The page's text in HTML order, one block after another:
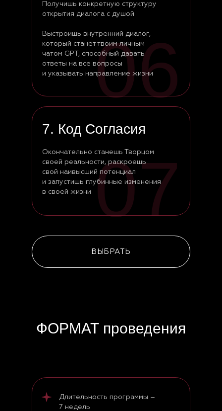
06
Получишь конкретную структуру
открытия диалога с душой
Выстроишь внутренний диалог,
который станет твоим личным
чатом GPT, способный давать
ответы на все вопросы
и указывать направление жизни
07
7. Код Согласия
Окончательно станешь Творцом
своей реальности, раскроешь
свой наивысший потенциал
и запустишь глубинные изменения
в своей жизни
ВЫБРАТЬ
ФОРМАТ проведения
Длительность программы –
7 недель